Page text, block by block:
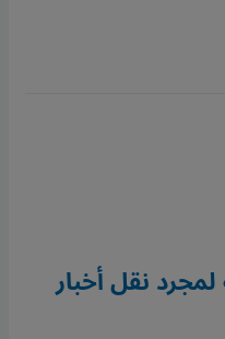
نقل أخبار